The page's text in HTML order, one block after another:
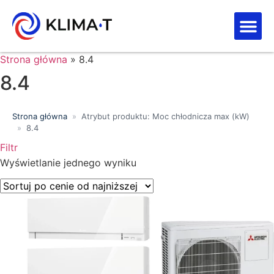
Strona główna » 8.4
8.4
Strona główna »
Atrybut produktu: Moc chłodnicza max (kW)
» 8.4
Filtr
Wyszukiwanie tekstowe
Kategorie produktów
Klasa energetyczna
Wykończenie
Wyświetlanie jednego wyniku